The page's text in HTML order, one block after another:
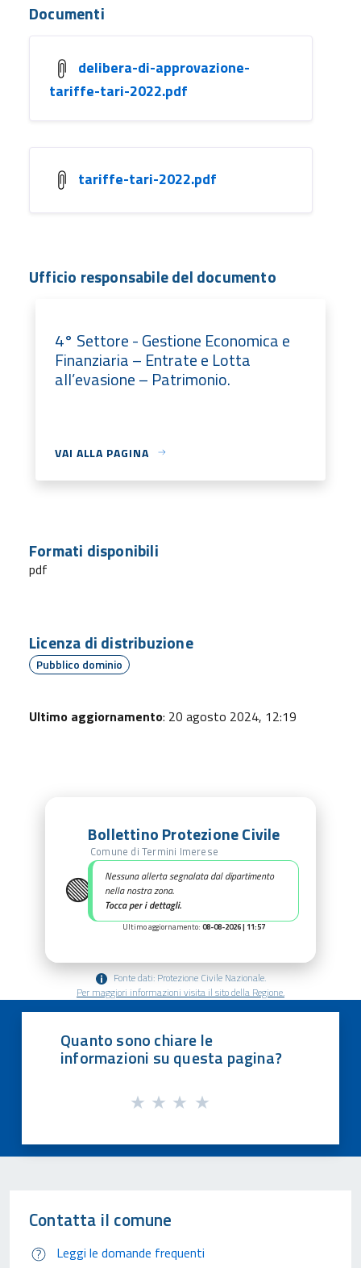
Documenti
delibera-di-approvazione-
tariffe-tari-2022.pdf
tariffe-tari-2022.pdf
Ufficio responsabile del documento
4° Settore - Gestione Economica e
Finanziaria – Entrate e Lotta
all’evasione – Patrimonio.
VAI ALLA PAGINA
Formati disponibili
pdf
Licenza di distribuzione
Pubblico dominio
Ultimo aggiornamento: 20 agosto 2024, 12:19
🟢
Bollettino Protezione Civile
Comune di Termini Imerese
Nessuna allerta segnalata dal dipartimento
nella nostra zona.
Tocca per i dettagli.
Ultimo aggiornamento: 08-08-2026 | 11:57
Fonte dati: Protezione Civile Nazionale.
Per maggiori informazioni visita il sito della Regione.
Quanto sono chiare le
informazioni su questa pagina?
Contatta il comune
Leggi le domande frequenti